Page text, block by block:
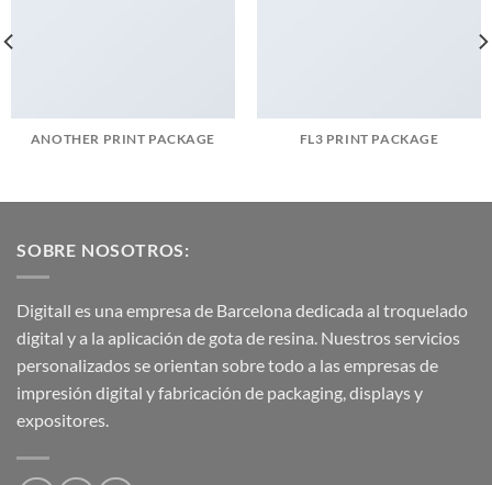
ANOTHER PRINT PACKAGE FL3 PRINT PACKAGE
SOBRE NOSOTROS:
Digitall es una empresa de Barcelona dedicada al troquelado
digital y a la aplicación de gota de resina. Nuestros servicios
personalizados se orientan sobre todo a las empresas de
impresión digital y fabricación de packaging, displays y
expositores.